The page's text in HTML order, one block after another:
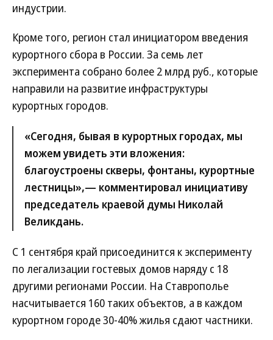
индустрии.
Кроме того, регион стал инициатором введения
курортного сбора в России. За семь лет
эксперимента собрано более 2 млрд руб., которые
направили на развитие инфраструктуры
курортных городов.
«Сегодня, бывая в курортных городах, мы
можем увидеть эти вложения:
благоустроены скверы, фонтаны, курортные
лестницы»,— комментировал инициативу
председатель краевой думы Николай
Великдань.
С 1 сентября край присоединится к эксперименту
по легализации гостевых домов наряду с 18
другими регионами России. На Ставрополье
насчитывается 160 таких объектов, а в каждом
курортном городе 30-40% жилья сдают частники.